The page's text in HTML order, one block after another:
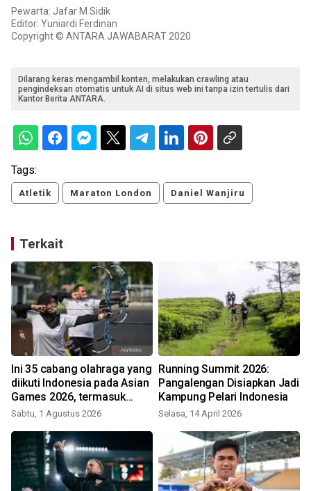
Pewarta: Jafar M Sidik
Editor: Yuniardi Ferdinan
Copyright © ANTARA JAWABARAT 2020
Dilarang keras mengambil konten, melakukan crawling atau
pengindeksan otomatis untuk AI di situs web ini tanpa izin tertulis dari
Kantor Berita ANTARA.
Tags:
Atletik Maraton London Daniel Wanjiru
Terkait
Ini 35 cabang olahraga yang
diikuti Indonesia pada Asian
Games 2026, termasuk
padel dan MMA!
Sabtu, 1 Agustus 2026
Running Summit 2026:
Pangalengan Disiapkan Jadi
Kampung Pelari Indonesia
Selasa, 14 April 2026